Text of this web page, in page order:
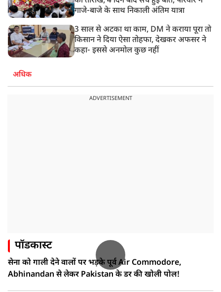
गाजे-बाजे के साथ निकाली अंतिम यात्रा
3 साल से अटका था काम, DM ने कराया पूरा तो
किसान ने दिया ऐसा तोहफा, देखकर अफसर ने
कहा- इससे अनमोल कुछ नहीं
अधिक
ADVERTISEMENT
पॉडकास्ट
सेना को गाली देने वालों पर भड़के पूर्व Air Commodore,
Abhinandan से लेकर Pakistan के डर की खोली पोल!